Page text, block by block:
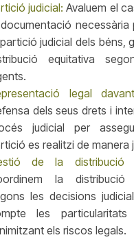
judicial: Avaluem el
necessària
judicial dels béns,
equitativa
legal
dels seus drets i
judicial per
es realitzi de manera
de la distribució
la
les decisions
les
els riscos legals.